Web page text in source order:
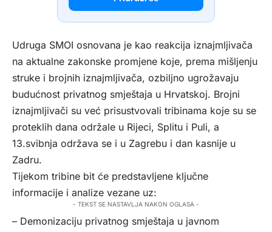
Udruga SMOI osnovana je kao reakcija iznajmljivača
na aktualne zakonske promjene koje, prema mišljenju
struke i brojnih iznajmljivača, ozbiljno ugrožavaju
budućnost privatnog smještaja u Hrvatskoj. Brojni
iznajmljivači su već prisustvovali tribinama koje su se
proteklih dana održale u Rijeci, Splitu i Puli, a
13.svibnja održava se i u Zagrebu i dan kasnije u
Zadru.
Tijekom tribine bit će predstavljene ključne
informacije i analize vezane uz:
- TEKST SE NASTAVLJA NAKON OGLASA -
– Demonizaciju privatnog smještaja u javnom